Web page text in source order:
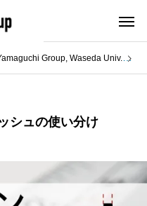
Group, Waseda Univ.
シュの使い分け